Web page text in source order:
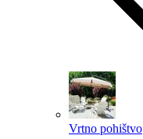
Vrtno pohištvo